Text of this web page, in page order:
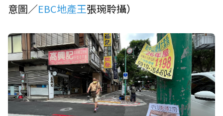
意圖／EBC地產王張琬聆攝）